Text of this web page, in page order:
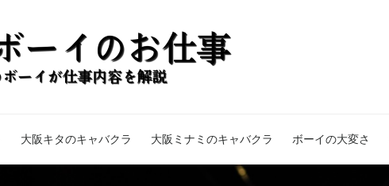
大阪キタのキャバクラ 大阪ミナミのキャバクラ ボーイの大変さ